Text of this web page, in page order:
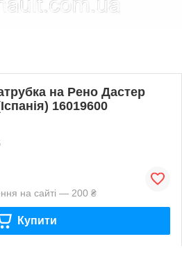
на Рено Дастер
16019600
на сайті — 200 ₴
Купити